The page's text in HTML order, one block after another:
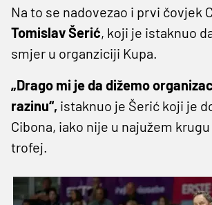
Na to se nadovezao i prvi čovjek
TomislavŠerić, koji je istaknuo
smjer u organziciji Kupa.
„Drago mi je da dižemo
razinu“, istaknuo je Šerić koji je
Cibona, iako nije u najužem
trofej.